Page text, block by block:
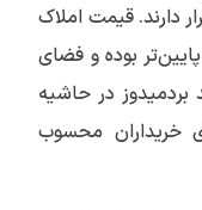
دارند. قیمت املاک
بوده و فضای
بردمیدوز در حاشیه
خریداران محسوب